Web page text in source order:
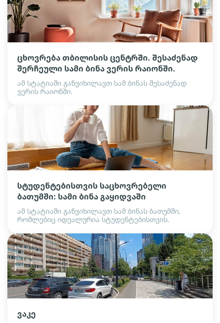
ცხოვრება თბილისის ცენტრში. შესაძენად
შერჩეული სამი ბინა ვერის რაიონში.
ამ სტატიაში განვიხილავთ სამ ბინას შესაძენად
ვერის რაიონში.
სტუდენტებისთვის საცხოვრებელი
ბათუმში: სამი ბინა გაყიდვაში
ამ სტატიაში განვიხილავთ სამ ბინას ბათუმში,
რომლებიც იდეალურია სტუდენტებისთვის.
ვაკე